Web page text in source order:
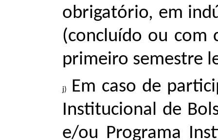
obrigatório, em
(concluído ou com
primeiro semestre
Em caso de
Institucional de
e/ou Programa